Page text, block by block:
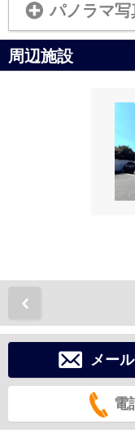
パノラマ
周辺施設
メー
電